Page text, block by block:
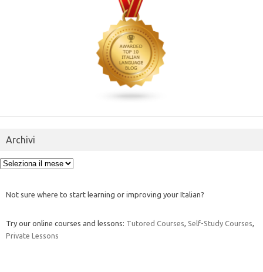
Archivi
Archivi
Not sure where to start learning or improving your Italian?
Try our online courses and lessons: Tutored Courses Self-Study Courses
Private Lessons